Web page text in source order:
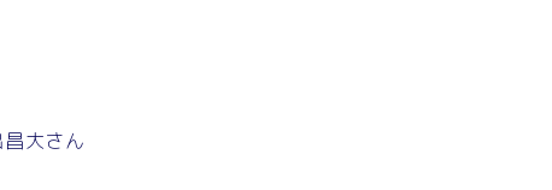
大さん